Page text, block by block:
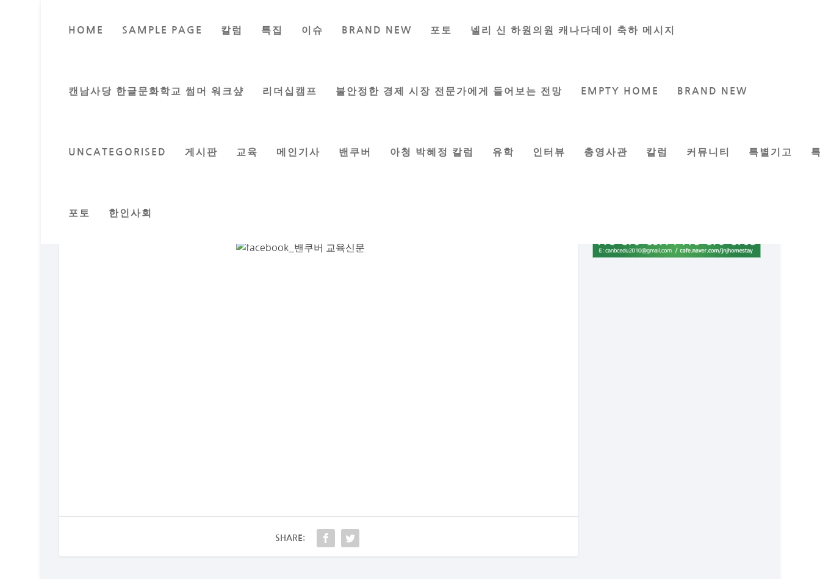
HOME SAMPLE PAGE 칼럼 특집 이슈 BRAND NEW 포토 넬리 신 하원의원 캐나다데이 축하 메시지
캔남사당 한글문화학교 썸머 워크샾 리더십캠프 불안정한 경제 시장 전문가에게 들어보는 전망 EMPTY HOME BRAND NEW
UNCATEGORISED 게시판 교육 메인기사 밴쿠버 아청 박혜정 칼럼 유학 인터뷰 총영사관 칼럼 커뮤니티 특별기고
포토 한인사회
Posted by이지은 기자|Jun 23, 2017|Brand New
요리업계 30년 정통의 한옥의 이명순 대표가 캐나다 최초로 정통 누룽지 닭백숙과 오리백숙을 선보인다.
SHARE: